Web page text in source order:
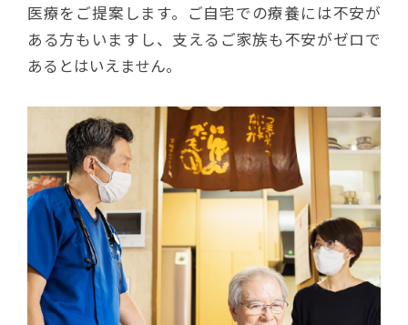
医療をご提案します。ご自宅での療養には不安が
ある方もいますし、支えるご家族も不安がゼロで
あるとはいえません。